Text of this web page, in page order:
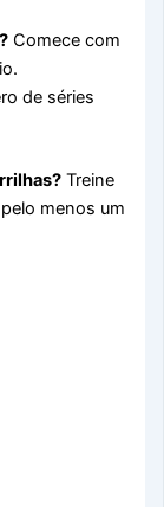
Comece com
de séries
Treine
menos um